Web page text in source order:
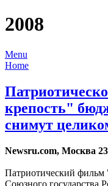
2008
Menu
Home
крепость"
снимут
Newsru.com, Москва
Патриотический фильм
Союзного государства